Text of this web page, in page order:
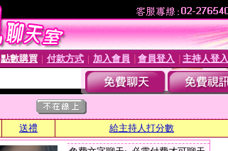
點數購買 付款方式 加入會員 會員登入 主持人登入
送禮 給主持人打分數